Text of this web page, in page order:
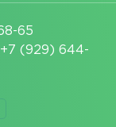
65
+7 (929) 644-